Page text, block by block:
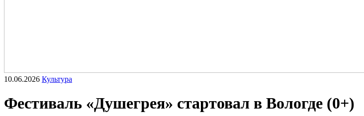
10.06.2026 Культура
Фестиваль «Душегрея» стартовал в Вологде (0+)